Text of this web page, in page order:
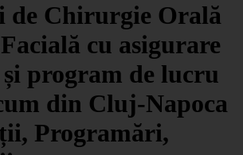
de Chirurgie Orală
cu asigurare
program de lucru
din Cluj-Napoca
Programări,